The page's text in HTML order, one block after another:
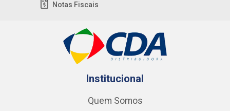
Notas Fiscais
Institucional
Quem Somos